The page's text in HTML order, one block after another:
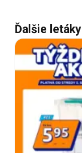
Ďalšie